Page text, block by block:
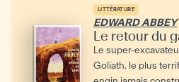
LITTÉRATURE
EDWARD ABBEY
Le retour du
Le super-
Goliath, le plus